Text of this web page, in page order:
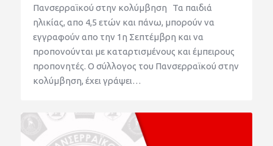
Πανσερραϊκού στην κολύμβηση Τα παιδιά
ηλικίας, απο 4,5 ετών και πάνω, μπορούν να
εγγραφούν απο την 1η Σεπτέμβρη και να
προπονούνται με καταρτισμένους και έμπειρους
προπονητές. Ο σύλλογος του Πανσερραϊκού στην
κολύμβηση, έχει γράψει…